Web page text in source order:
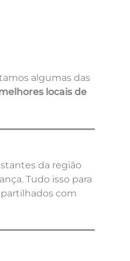
algumas das
locais de
da região
Tudo isso para
com